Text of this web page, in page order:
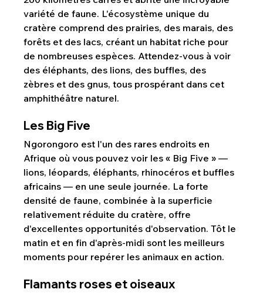
variété de faune. L'écosystème unique du
cratère comprend des prairies, des marais, des
forêts et des lacs, créant un habitat riche pour
de nombreuses espèces. Attendez-vous à voir
des éléphants, des lions, des buffles, des
zèbres et des gnus, tous prospérant dans cet
amphithéâtre naturel.
Les Big Five
Ngorongoro est l'un des rares endroits en
Afrique où vous pouvez voir les « Big Five » —
lions, léopards, éléphants, rhinocéros et buffles
africains — en une seule journée. La forte
densité de faune, combinée à la superficie
relativement réduite du cratère, offre
d'excellentes opportunités d'observation. Tôt le
matin et en fin d'après-midi sont les meilleurs
moments pour repérer les animaux en action.
Flamants roses et oiseaux